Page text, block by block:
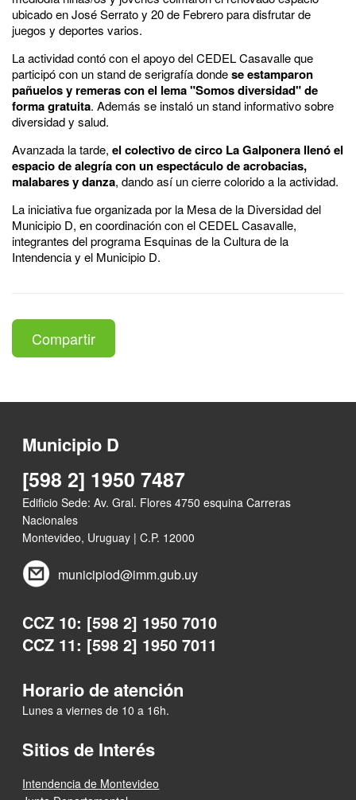
ubicado en José Serrato y 20 de Febrero para disfrutar de
juegos y deportes varios.
La actividad contó con el apoyo del CEDEL Casavalle que
participó con un stand de serigrafía dondese estamparon
pañuelos y remeras con el lema "Somos diversidad" de
forma gratuita. Además se instaló un stand informativo sobre
diversidad y salud.
Avanzada la tarde, el colectivo de circo La Galponera llenó el
espacio de alegría con un espectáculo de acrobacias,
malabares y danza, dando así un cierre colorido a la actividad.
La iniciativa fue organizada por la Mesa de la Diversidad del
Municipio D, en coordinación con el CEDEL Casavalle,
integrantes del programa Esquinas de la Cultura de la
Intendencia y el Municipio D.
Compartir
Municipio D
[598 2] 1950 7487
Edificio Sede: Av. Gral. Flores 4750 esquina Carreras
Nacionales
Montevideo, Uruguay | C.P. 12000
municipiod@imm.gub.uy
CCZ 10: [598 2] 1950 7010
CCZ 11: [598 2] 1950 7011
Horario de atención
Lunes a viernes de 10 a 16h.
Sitios de Interés
Intendencia de Montevideo